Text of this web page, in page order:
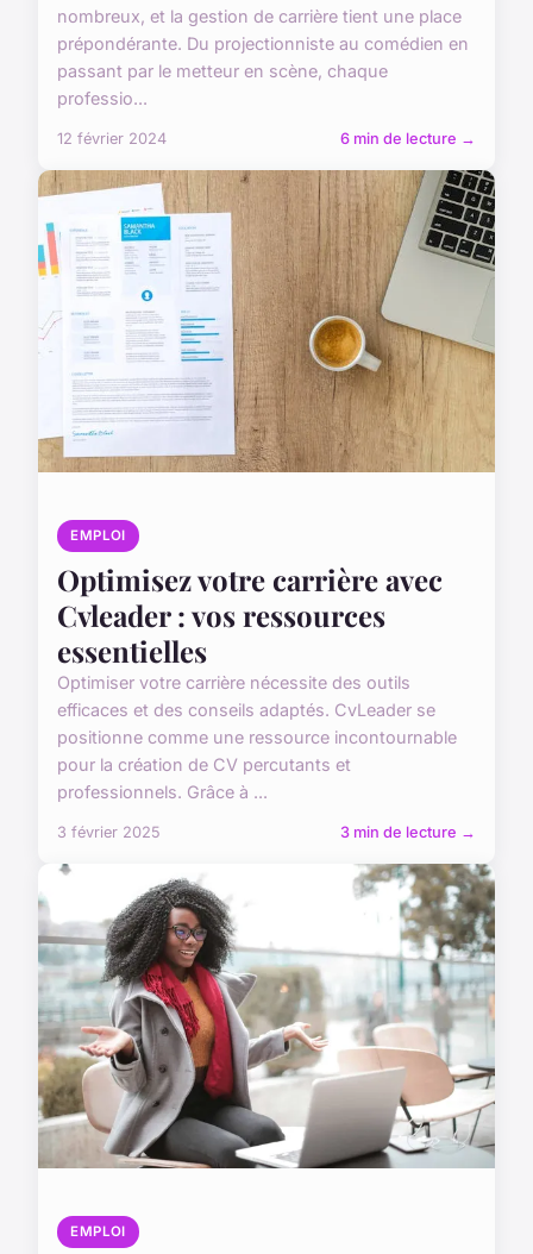
nombreux, et la gestion de carrière tient une place
prépondérante. Du projectionniste au comédien en
passant par le metteur en scène, chaque
professio...
12 février 2024 6 min de lecture →
EMPLOI
Optimisez votre carrière avec
Cvleader : vos ressources
essentielles
Optimiser votre carrière nécessite des outils
efficaces et des conseils adaptés. CvLeader se
positionne comme une ressource incontournable
pour la création de CV percutants et
professionnels. Grâce à ...
3 février 2025 3 min de lecture →
EMPLOI